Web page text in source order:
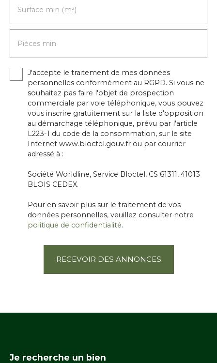
+ terrasse avec pergola ✔️ 2 garages indépendants
commerces et commodités. honoraires d'agence
Surface min (m²)
Pièces min
J'accepte le traitement de mes données
personnelles conformément au RGPD. Si vous ne
souhaitez pas faire l'objet de prospection
commerciale par voie téléphonique, vous pouvez
vous inscrire gratuitement sur la liste d'opposition
au démarchage téléphonique, prévu par l'article
L223-1 du code de la consommation, sur le site
Internet www.bloctel.gouv.fr ou par courrier
adressé à :
Société Worldline, Service Bloctel, CS 61311, 41013
BLOIS CEDEX.
Pour en savoir plus sur le traitement de vos
données personnelles, veuillez consulter notre
politique de confidentialité.
RECEVOIR DES ANNONCES
Je recherche un bien